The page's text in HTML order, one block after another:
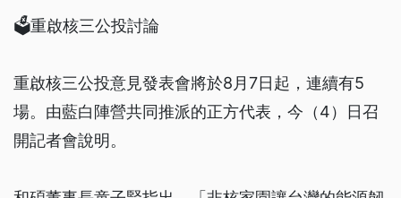
🗳️重啟核三公投討論
重啟核三公投意見發表會將於8月7日起，連續有5
場。由藍白陣營共同推派的正方代表，今（4）日召
開記者會說明。